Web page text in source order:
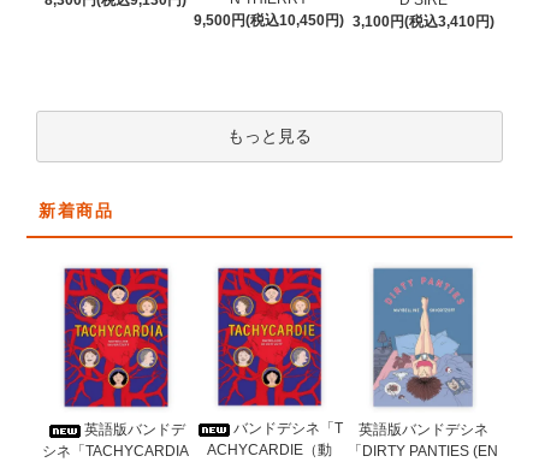
9,500円(税込10,450円) 3,100円(税込3,410円)
もっと見る
新着商品
英語版バンドデ
シネ「TACHYCARDIA
バンドデシネ「T
ACHYCARDIE（動
英語版バンドデシネ
「DIRTY PANTIES (EN